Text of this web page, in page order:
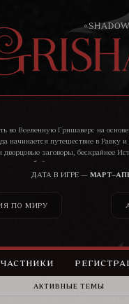
во Вселенную Гришаверс на
начинается путешествие в Равку
дворцовые заговоры, бескрайнее
воры, убийцы, цари и святые ведут
сможет остаться в стороне от ее
ДАТА В ИГРЕ —
ПО МИРУ
АКТИВНЫЕ ТЕМЫ